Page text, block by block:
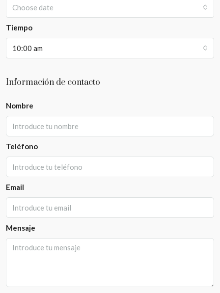
Choose date
Tiempo
10:00 am
Información de contacto
Nombre
Teléfono
Email
Mensaje